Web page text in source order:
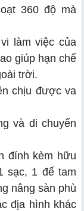
360 độ mà
làm việc của
giúp hạn chế
trời.
chịu được va
và di chuyển
đính kèm hữu
sạc, 1 đế tam
nâng sàn phù
địa hình khác